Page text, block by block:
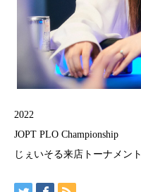
2022
JOPT PLO Championship
じぇいそる来店トーナメント